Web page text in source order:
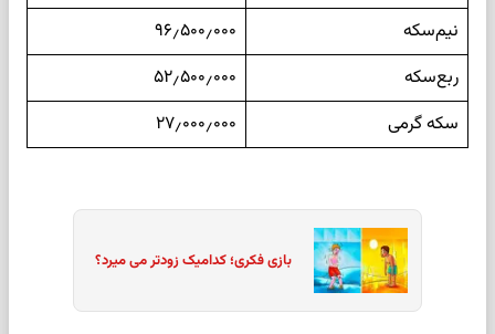
نیم‌سکه
۹۶٫۵۰۰٫۰۰۰
ربع‌سکه
۵۲٫۵۰۰٫۰۰۰
سکه گرمی
۲۷٫۰۰۰٫۰۰۰
بازی فکری؛ کدامیک زودتر می میرد؟